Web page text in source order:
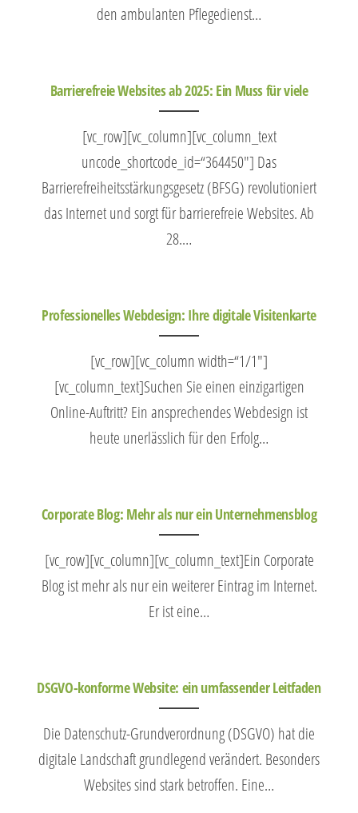
den ambulanten Pflegedienst…
Barrierefreie Websites ab 2025: Ein Muss für viele
[vc_row][vc_column][vc_column_text
uncode_shortcode_id=“364450″] Das
Barrierefreiheitsstärkungsgesetz (BFSG) revolutioniert
das Internet und sorgt für barrierefreie Websites. Ab
28.…
Professionelles Webdesign: Ihre digitale Visitenkarte
[vc_row][vc_column width=“1/1″]
[vc_column_text]Suchen Sie einen einzigartigen
Online-Auftritt? Ein ansprechendes Webdesign ist
heute unerlässlich für den Erfolg…
Corporate Blog: Mehr als nur ein Unternehmensblog
[vc_row][vc_column][vc_column_text]Ein Corporate
Blog ist mehr als nur ein weiterer Eintrag im Internet.
Er ist eine…
DSGVO-konforme Website: ein umfassender Leitfaden
Die Datenschutz-Grundverordnung (DSGVO) hat die
digitale Landschaft grundlegend verändert. Besonders
Websites sind stark betroffen. Eine…